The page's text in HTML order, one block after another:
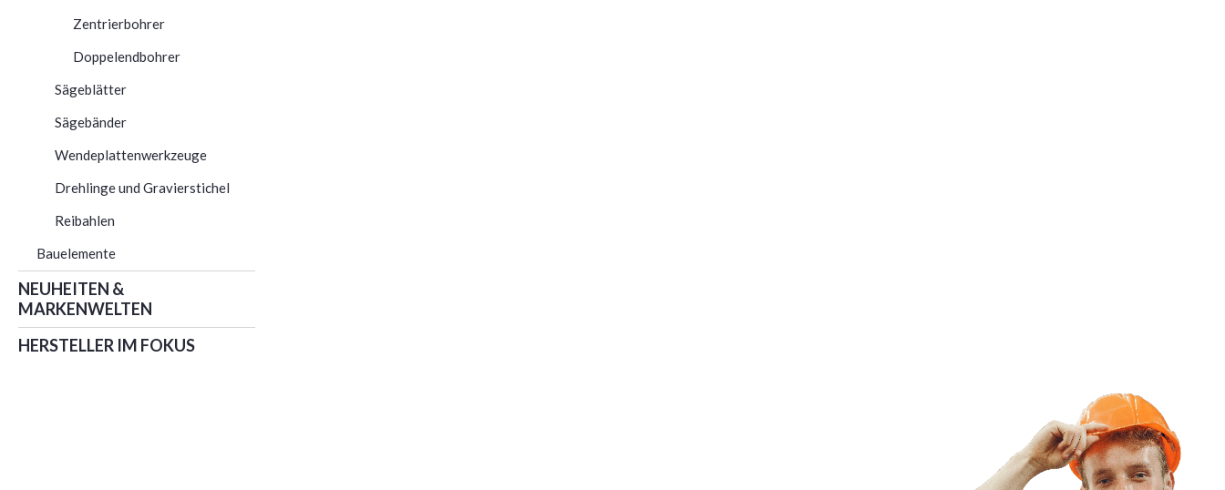
Zentrierbohrer
Doppelendbohrer
Sägeblätter
Sägebänder
Wendeplattenwerkzeuge
Drehlinge und Gravierstichel
Reibahlen
Bauelemente
NEUHEITEN &
MARKENWELTEN
HERSTELLER IM FOKUS